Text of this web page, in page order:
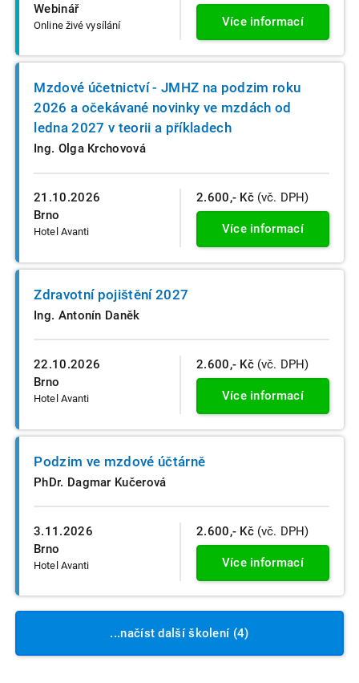
Webinář
Online živé vysílání Více informací
21.10.2026
Brno
Hotel Avanti
Mzdové účetnictví - JMHZ na podzim roku
2026 a očekávané novinky ve mzdách od
ledna 2027 v teorii a příkladech
Ing. Olga Krchovová
2.600,- Kč (vč. DPH)
Více informací
22.10.2026
Brno
Hotel Avanti
Zdravotní pojištění 2027
Ing. Antonín Daněk
2.600,- Kč (vč. DPH)
Více informací
3.11.2026
Brno
Hotel Avanti
Podzim ve mzdové účtárně
PhDr. Dagmar Kučerová
2.600,- Kč (vč. DPH)
Více informací
...načíst další školení (4)